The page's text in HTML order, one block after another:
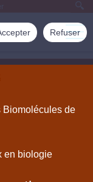
Refuser
Biomolécules de
en biologie